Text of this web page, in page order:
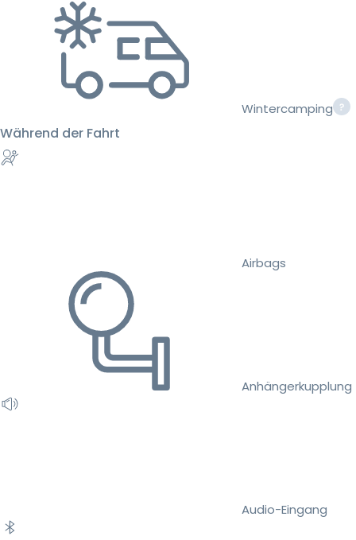
Wintercamping
Während der Fahrt
Airbags
Anhängerkupplung
Audio-Eingang